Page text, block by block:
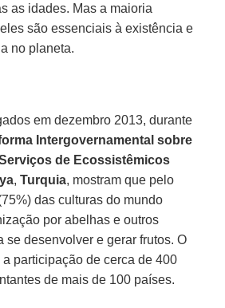
as idades. Mas a maioria
são essenciais à existência e
no planeta.
em dezembro 2013, durante
Intergovernamental sobre
de Ecossistêmicos
,Turquia, mostram que pelo
das culturas do mundo
por abelhas e outros
se desenvolver e gerar frutos. O
participação de cerca de 400
de mais de 100 países.